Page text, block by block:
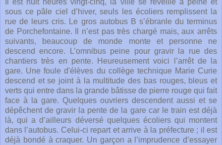
Il est huit heures vingt-cinq, la ville se réveille à peine et
sous ce pâle ciel d’hiver, seuls les écoliers remplissent la
rue de leurs cris. Le gros autobus B s’ébranle du terminus
de Porchefontaine. Il n’est pas très chargé mais, aux arrêts
suivants, beaucoup de monde monte et personne ne
descend encore. L’omnibus peine pour gravir la rue des
chantiers très en pente. Heureusement voici l’arrêt de la
gare. Une foule d'élèves du collège technique Marie Curie
descend et se joint à la multitude des bas rouges, bleus et
verts qui entre dans la grande bâtisse de pierre rouge qui fait
face à la gare. Quelques ouvriers descendent aussi et se
dépêchent de gravir la pente de la gare car le train est déjà
là, qui a d’ailleurs déversé quelques écoliers qui montent
dans l’autobus. Celui-ci repart et arrive à la préfecture ; il est
déjà bondé à craquer. Un garçon a l’imprudence d’essayer